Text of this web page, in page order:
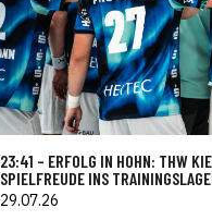
23:41 – ERFOLG IN HOHN: THW
SPIELFREUDE INS
29.07.26